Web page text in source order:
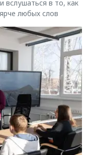
вслушаться в то, как
любых слов